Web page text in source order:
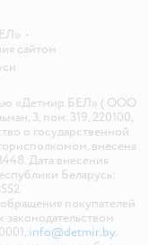
•
сайтом
«Детмир БЕЛ» ( ООО
3, пом. 319, 220100,
о государственной
внесена
Дата внесения
Беларусь:
покупателей
info@detmir.by.